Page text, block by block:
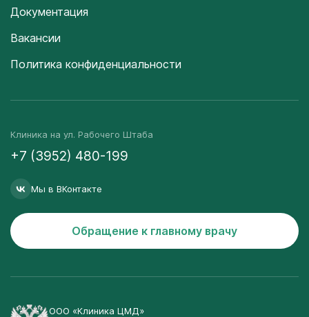
Документация
Вакансии
Политика конфиденциальности
Клиника на ул. Рабочего Штаба
+7 (3952) 480-199
Мы в ВКонтакте
Обращение к главному врачу
ООО «Клиника ЦМД»